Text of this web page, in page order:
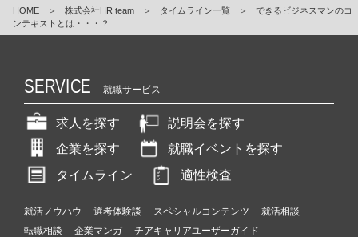
HOME ＞ 株式会社HR team ＞ タイムライン一覧 ＞
できるビジネスマンのコ
ンテキストとは・・・？
SERVICE 就職サービス
求人を探す
説明会を探す
企業を探す
就職イベントを探す
タイムライン
適性検査
就活ノウハウ 選考体験談 スペシャルコンテンツ
就活相談
転職相談
企業マンガ チアキャリアユーザーガイド